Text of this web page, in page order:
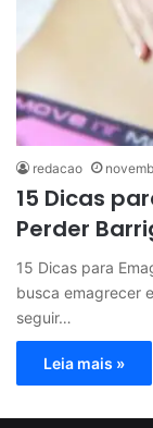
redacao
15 Dicas
Perder
15 Dicas para
busca emagrecer
seguir…
Leia mais »